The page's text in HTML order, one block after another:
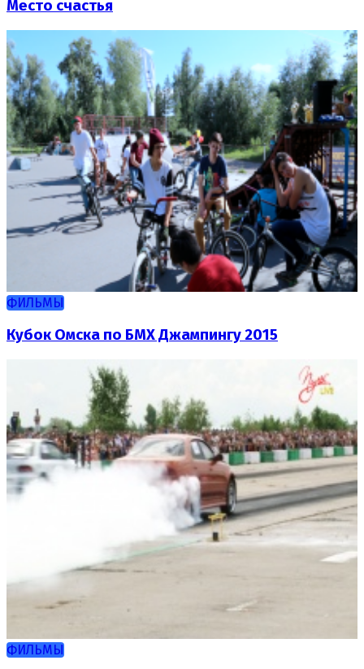
Место счастья
ФИЛЬМЫ
Кубок Омска по БМХ Джампингу 2015
ФИЛЬМЫ